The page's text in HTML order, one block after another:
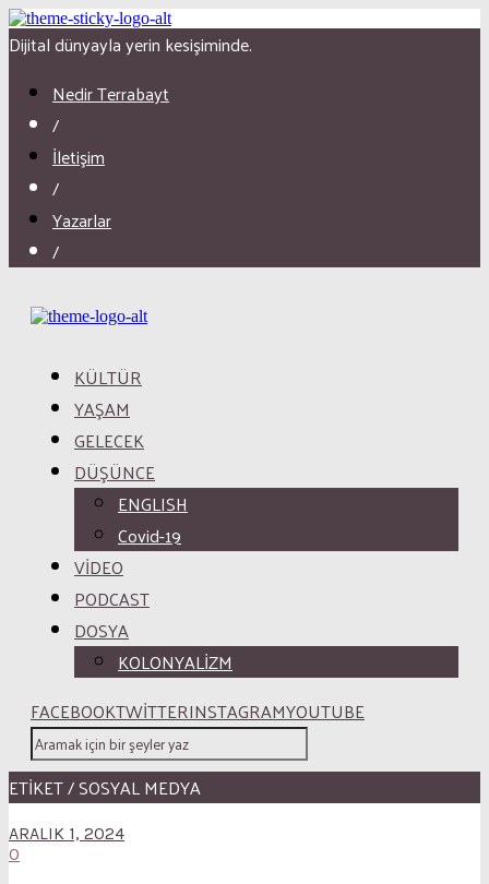
Dijital dünyayla yerin kesişiminde.
Nedir Terrabayt
/
İletişim
/
Yazarlar
/
KÜLTÜR
YAŞAM
GELECEK
DÜŞÜNCE
ENGLISH
Covid-19
VİDEO
PODCAST
DOSYA
KOLONYALİZM
FACEBOOKTWITTERINSTAGRAMYOUTUBE
ETİKET / SOSYAL MEDYA
ARALIK 1, 2024
0